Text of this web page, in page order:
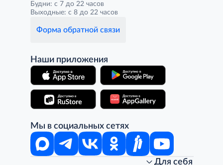
Будни: с 7 до 22 часов
Выходные: с 8 до 22 часов
Форма обратной связи
Наши приложения
Мы в социальных сетях
Для себя